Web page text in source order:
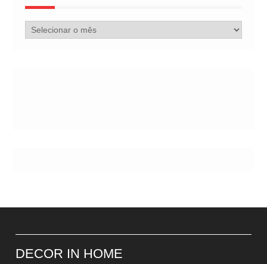
Arquivo
de
DECOR IN HOME